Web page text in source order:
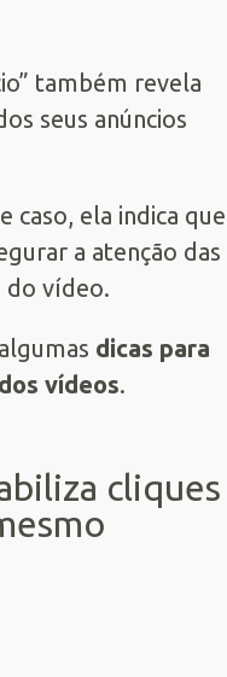
também revela
seus anúncios
caso, ela indica que
a atenção das
do vídeo.
dicas para
vídeos.
cliques